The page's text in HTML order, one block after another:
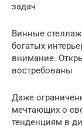
задач
Винные
богатых
внимание.
востребованы
Даже
мечтающих о
тенденциям в